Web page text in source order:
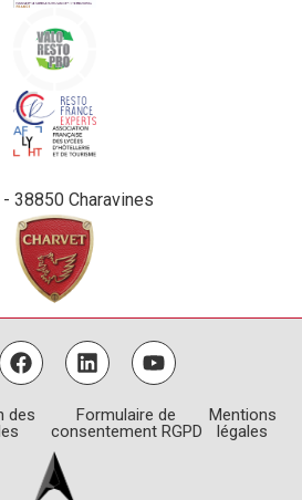
38850 Charavines
des
Formulaire de
consentement RGPD
Mentions
légales